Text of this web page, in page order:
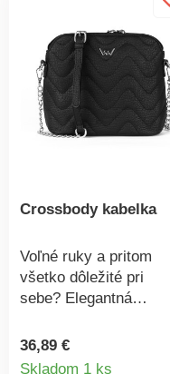
Crossbody kabelka
Voľné ruky a pritom
všetko dôležité pri
sebe? Elegantná
s nosením krížom patrí
medzi veľmi obľúbené
36,89 €
Skladom 1 ks